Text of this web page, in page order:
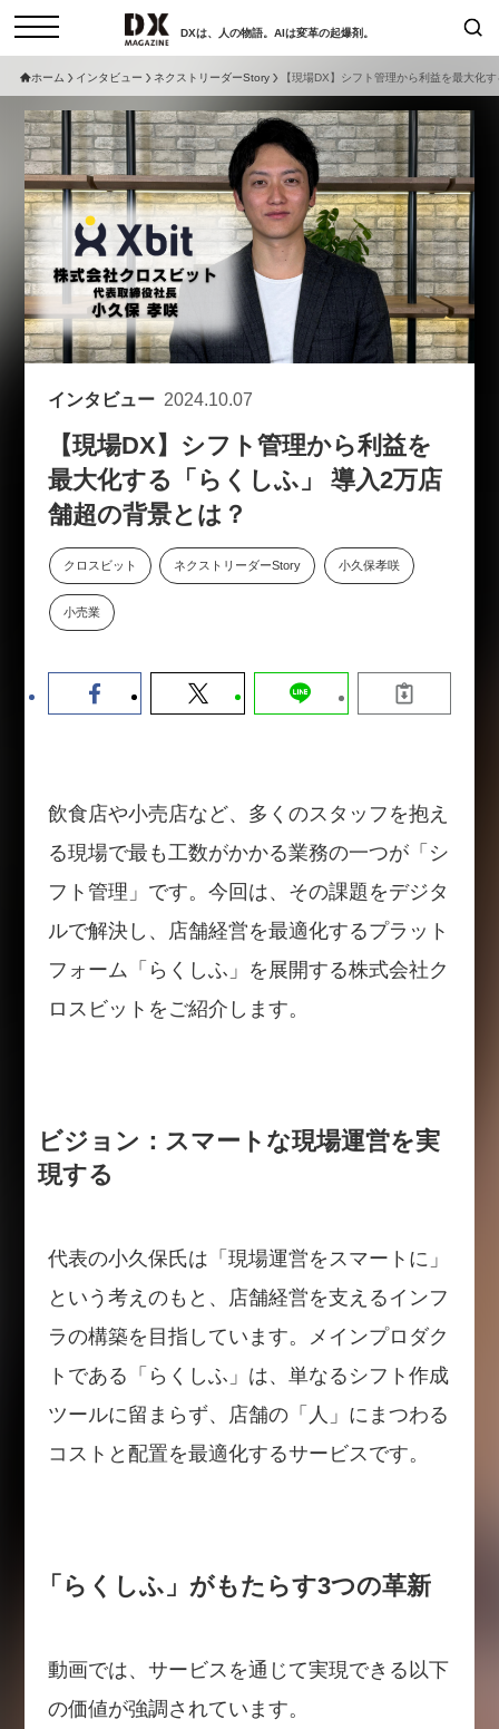
DXは、人の物語。AIは変革の起爆剤。
コラム インタビュー
セミナー ニュース
サービスメニュー 日本オムニチャネル協会
トップページ
特集
動画
サイトマップ
お問い合わせ
個人情報保護法について
採用情報
検索
現在開催予定のセミナー
セミナー
非公開: 【8/6開催】AIエージェン
ト時代、日本企業は何から始める
新潮流から学ぶ〜
セミナー
【8/12開催】「イノベーションを
数値化する」～投資される事業の
学ぶ資金調達・巻き込みのリアル
ホーム インタビュー ネクストリーダーStory 【現場DX】シフト管理から利益を最大化
インタビュー 2024.10.07
【現場DX】シフト管理から利益を
最大化する「らくしふ」 導入2万店
舗超の背景とは？
クロスビット ネクストリーダーStory 小久保孝咲
小売業
飲食店や小売店など、多くのスタッフを抱え
る現場で最も工数がかかる業務の一つが「シ
フト管理」です。今回は、その課題をデジタ
ルで解決し、店舗経営を最適化するプラット
フォーム「らくしふ」を展開する株式会社ク
ロスビットをご紹介します。
ビジョン：スマートな現場運営を実
現する
代表の小久保氏は「現場運営をスマートに」
という考えのもと、店舗経営を支えるインフ
ラの構築を目指しています。メインプロダク
トである「らくしふ」は、単なるシフト作成
ツールに留まらず、店舗の「人」にまつわる
コストと配置を最適化するサービスです。
「らくしふ」がもたらす3つの革新
動画では、サービスを通じて実現できる以下
の価値が強調されています。